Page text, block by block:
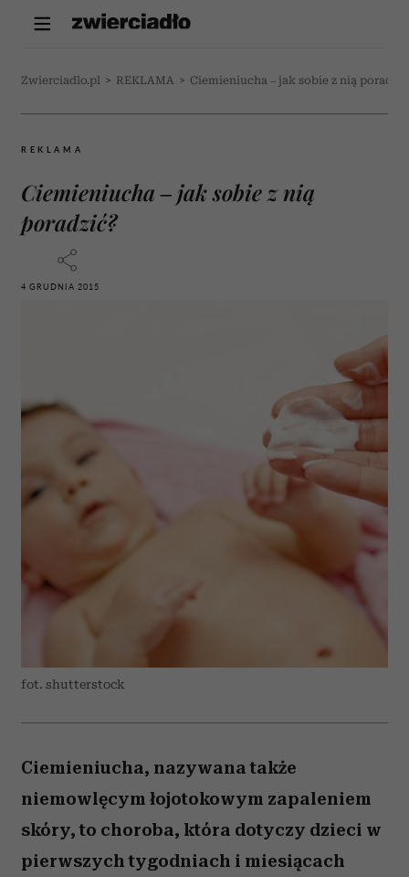
Zwierciadlo.pl > REKLAMA > Ciemieniucha – jak sobie z nią
REKLAMA
Ciemieniucha – jak sobie z nią
poradzić?
4 GRUDNIA 2015
fot. shutterstock
Ciemieniucha, nazywana także
niemowlęcym łojotokowym zapaleniem
skóry, to choroba, która dotyczy dzieci w
pierwszych tygodniach i miesiącach